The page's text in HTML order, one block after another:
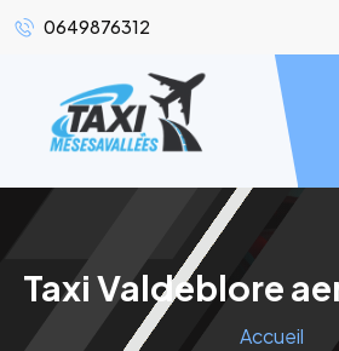
0649876312
Taxi Valdeblore
Accueil